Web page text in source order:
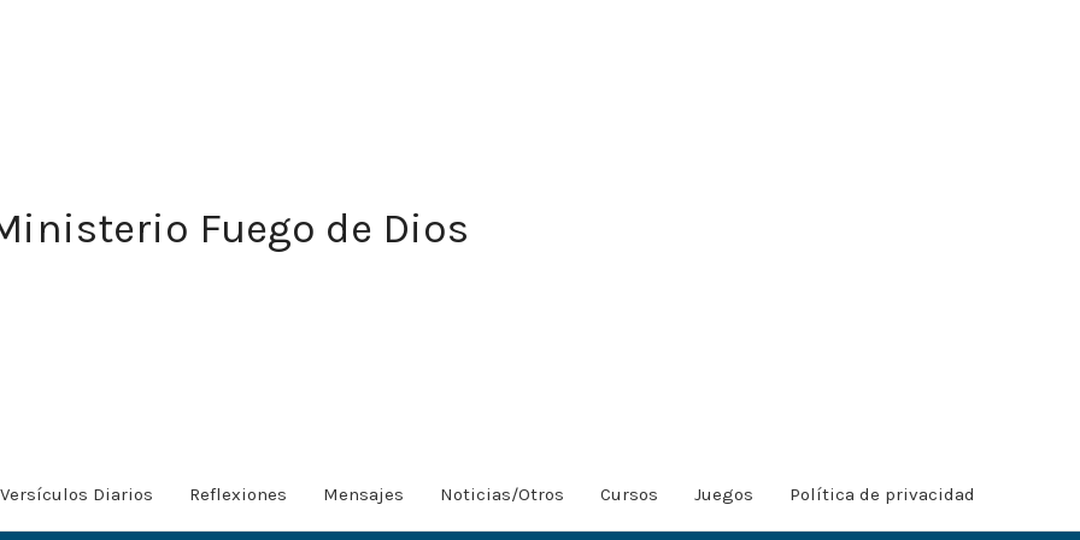
Fuego de Dios
Versículos Diarios Reflexiones Mensajes Noticias/Otros Cursos Juegos Política de privacidad